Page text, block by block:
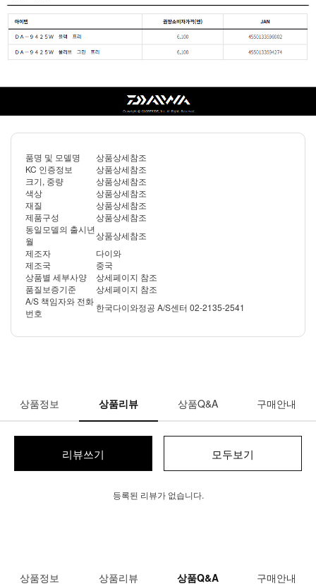
품명 및 모델명
상품상세참조
KC 인증정보
상품상세참조
크기, 중량
상품상세참조
색상
상품상세참조
재질
상품상세참조
제품구성
상품상세참조
동일모델의 출시년
월
상품상세참조
제조자
다이와
제조국
중국
상품별 세부사양
상세페이지 참조
품질보증기준
상세페이지 참조
A/S 책임자와 전화
번호
한국다이와정공 A/S센터 02-2135-2541
상품정보 상품리뷰 상품Q&A 구매안내
리뷰쓰기 모두보기
등록된 리뷰가 없습니다.
상품정보 상품리뷰 상품Q&A 구매안내